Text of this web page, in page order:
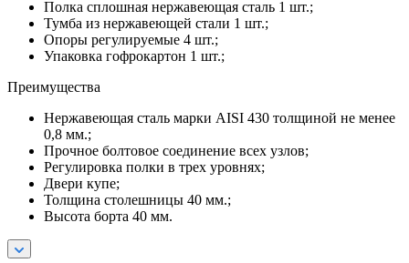
Полка сплошная нержавеющая сталь 1 шт.;
Тумба из нержавеющей стали 1 шт.;
Опоры регулируемые 4 шт.;
Упаковка гофрокартон 1 шт.;
Преимущества
Нержавеющая сталь марки AISI 430 толщиной не менее
0,8 мм.;
Прочное болтовое соединение всех узлов;
Регулировка полки в трех уровнях;
Двери купе;
Толщина столешницы 40 мм.;
Высота борта 40 мм.